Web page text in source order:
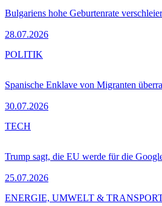
Bulgariens hohe Geburtenrate
28.07.2026
Spanische Enklave von Migranten
30.07.2026
POLITIK
Trump sagt, die EU werde für die
25.07.2026
TECH
ENERGIE, UMWELT &